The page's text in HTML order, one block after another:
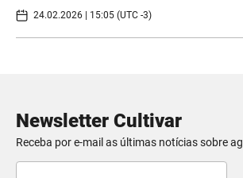
24.02.2026 | 15:05 (UTC -3)
Newsletter Cultivar
Receba por e-mail as últimas notícias sobre